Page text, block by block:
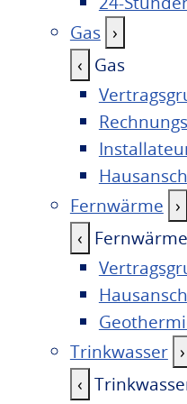
Gas ›
‹ Gas
Fernwärme ›
‹ Fernwärme
Trinkwasser ›
‹